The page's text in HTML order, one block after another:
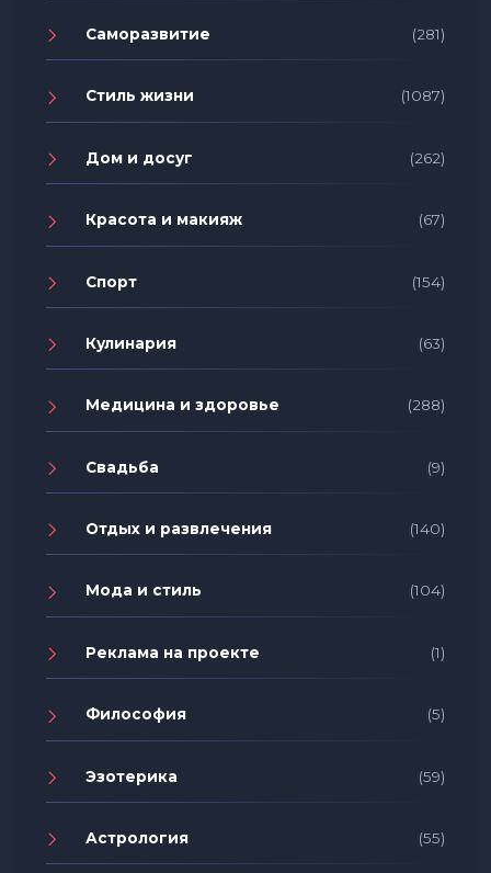
Саморазвитие (281)
Стиль жизни (1087)
Дом и досуг (262)
Красота и макияж (67)
Спорт (154)
Кулинария (63)
Медицина и здоровье (288)
Свадьба (9)
Отдых и развлечения (140)
Мода и стиль (104)
Реклама на проекте (1)
Философия (5)
Эзотерика (59)
Астрология (55)